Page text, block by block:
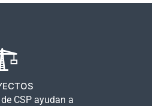
CSP ayudan a